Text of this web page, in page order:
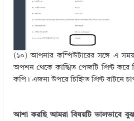
(১০) আপনার কম্পিউটারের সঙ্গে এ সময়
অপশন থেকে কাঙ্খিত পেজটি প্রিন্ট
কপি। এজন্য উপরে চিহ্নিত প্রিন্ট বাটনে
আশা করছি আমরা বিষয়টি ভালভাবে